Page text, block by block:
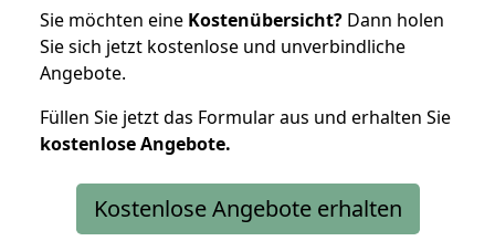
Sie möchten eine Kostenübersicht? Dann holen
Sie sich jetzt kostenlose und unverbindliche
Angebote.
Füllen Sie jetzt das Formular aus und erhalten Sie
kostenloseAngebote.
Kostenlose Angebote erhalten